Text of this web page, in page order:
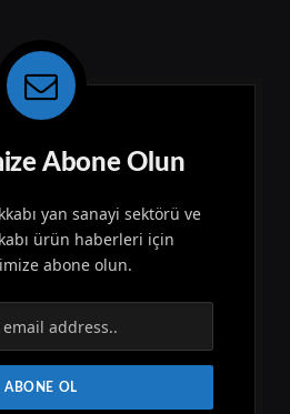
Abone Olun
yan sanayi sektörü ve
ürün haberleri için
abone olun.